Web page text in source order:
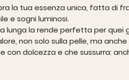
la tua essenza unica, fatta di
e sogni luminosi.
lunga la rende perfetta per quei
non solo sulla pelle, ma
con dolcezza e che sussurra: